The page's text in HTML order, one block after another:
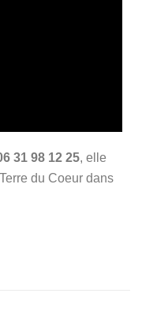
31 98 12 25, elle
du Coeur dans